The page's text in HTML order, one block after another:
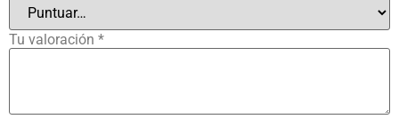
Tu valoración *